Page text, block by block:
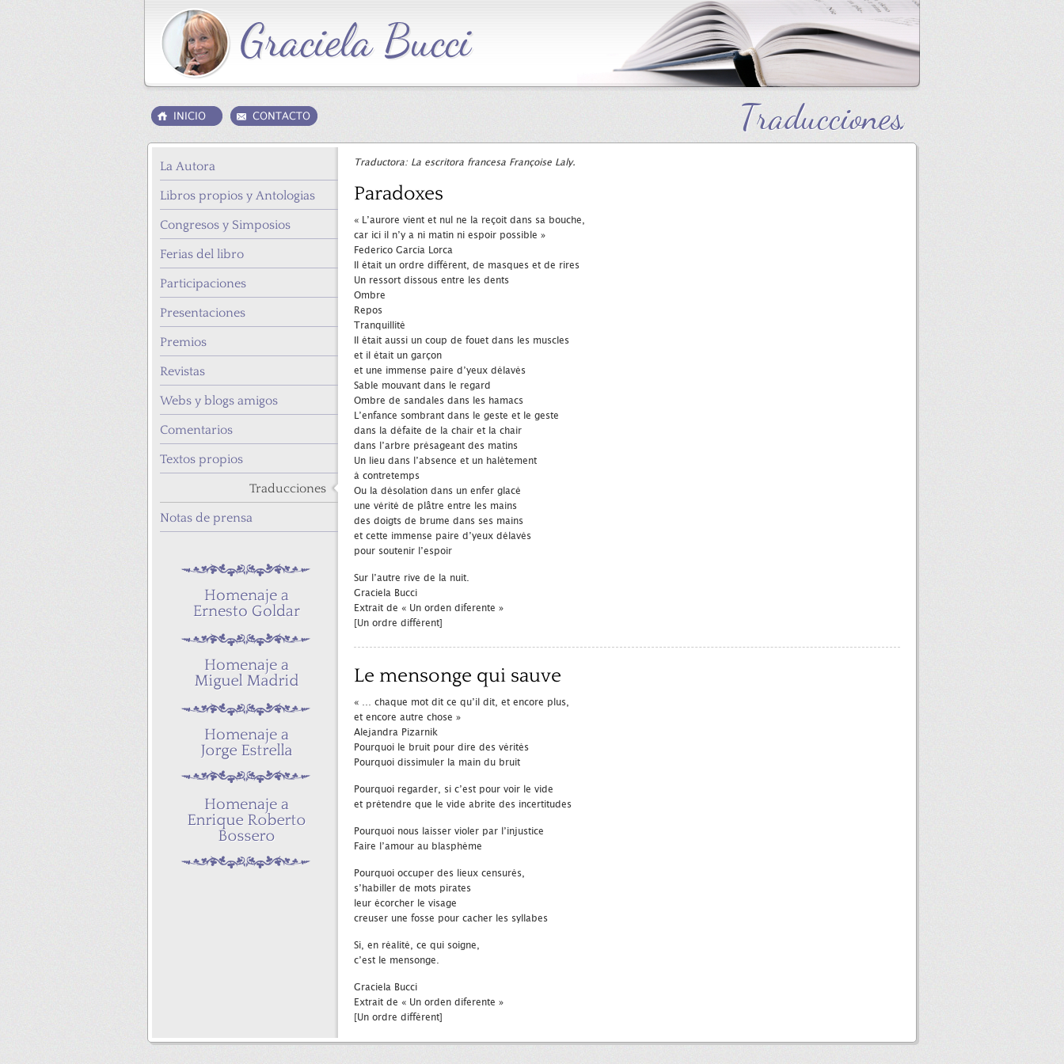
Traducciones
La Autora
Libros propios y Antologias
Congresos y Simposios
Ferias del libro
Participaciones
Presentaciones
Premios
Revistas
Webs y blogs amigos
Comentarios
Textos propios
Traducciones
Notas de prensa
Traductora: La escritora francesa Françoise Laly.
Paradoxes
« L’aurore vient et nul ne la reçoit dans sa bouche,
car ici il n’y a ni matin ni espoir possible »
Federico García Lorca
Il était un ordre différent, de masques et de rires
Un ressort dissous entre les dents
Ombre
Repos
Tranquillité
Il était aussi un coup de fouet dans les muscles
et il était un garçon
et une immense paire d’yeux délavés
Sable mouvant dans le regard
Ombre de sandales dans les hamacs
L’enfance sombrant dans le geste et le geste
dans la défaite de la chair et la chair
dans l’arbre présageant des matins
Un lieu dans l’absence et un halètement
à contretemps
Ou la désolation dans un enfer glacé
une vérité de plâtre entre les mains
des doigts de brume dans ses mains
et cette immense paire d’yeux délavés
pour soutenir l’espoir
Sur l’autre rive de la nuit.
Graciela Bucci
Extrait de « Un orden diferente »
[Un ordre différent]
Le mensonge qui sauve
« … chaque mot dit ce qu’il dit, et encore plus,
et encore autre chose »
Alejandra Pizarnik
Pourquoi le bruit pour dire des vérités
Pourquoi dissimuler la main du bruit
Pourquoi regarder, si c’est pour voir le vide
et prétendre que le vide abrite des incertitudes
Pourquoi nous laisser violer par l’injustice
Faire l’amour au blasphème
Pourquoi occuper des lieux censurés,
s’habiller de mots pirates
leur écorcher le visage
creuser une fosse pour cacher les syllabes
Si, en réalité, ce qui soigne,
c’est le mensonge.
Graciela Bucci
Extrait de « Un orden diferente »
[Un ordre différent]